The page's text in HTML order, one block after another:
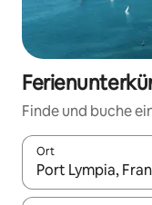
Finde und buche
Ort
Wenn Ergebnisse